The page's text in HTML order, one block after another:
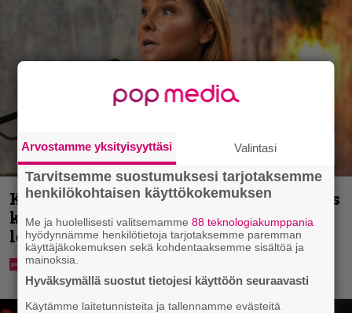
Karita Tykän ja Sami Saikkosen rakkaus
kukoistaa – vähäpukeista hempeilyä ja
leveitä virnistyksiä laiturilla
Arvostamme yksityisyyttäsi Valintasi
Tarvitsemme suostumuksesi tarjotaksemme
henkilökohtaisen käyttökokemuksen
Me ja huolellisesti valitsemamme88 teknologiakumppania
hyödynnämme henkilötietoja tarjotaksemme paremman
käyttäjäkokemuksen sekä kohdentaaksemme sisältöä ja
mainoksia.
Hyväksymällä suostut tietojesi käyttöön seuraavasti
Käytämme laitetunnisteita ja tallennamme evästeitä